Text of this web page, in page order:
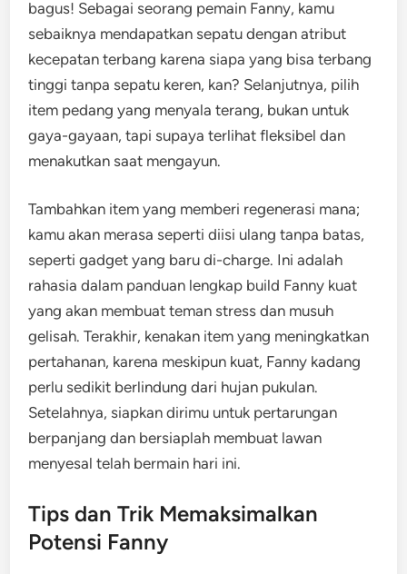
bagus! Sebagai seorang pemain Fanny, kamu
sebaiknya mendapatkan sepatu dengan atribut
kecepatan terbang karena siapa yang bisa terbang
tinggi tanpa sepatu keren, kan? Selanjutnya, pilih
item pedang yang menyala terang, bukan untuk
gaya-gayaan, tapi supaya terlihat fleksibel dan
menakutkan saat mengayun.
Tambahkan item yang memberi regenerasi mana;
kamu akan merasa seperti diisi ulang tanpa batas,
seperti gadget yang baru di-charge. Ini adalah
rahasia dalam panduan lengkap build Fanny kuat
yang akan membuat teman stress dan musuh
gelisah. Terakhir, kenakan item yang meningkatkan
pertahanan, karena meskipun kuat, Fanny kadang
perlu sedikit berlindung dari hujan pukulan.
Setelahnya, siapkan dirimu untuk pertarungan
berpanjang dan bersiaplah membuat lawan
menyesal telah bermain hari ini.
Tips dan Trik Memaksimalkan
Potensi Fanny